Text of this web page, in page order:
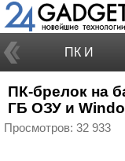
ПК И
НОУТБУКИ
ПК-брелок на
ГБ ОЗУ и
Просмотров: 32 933